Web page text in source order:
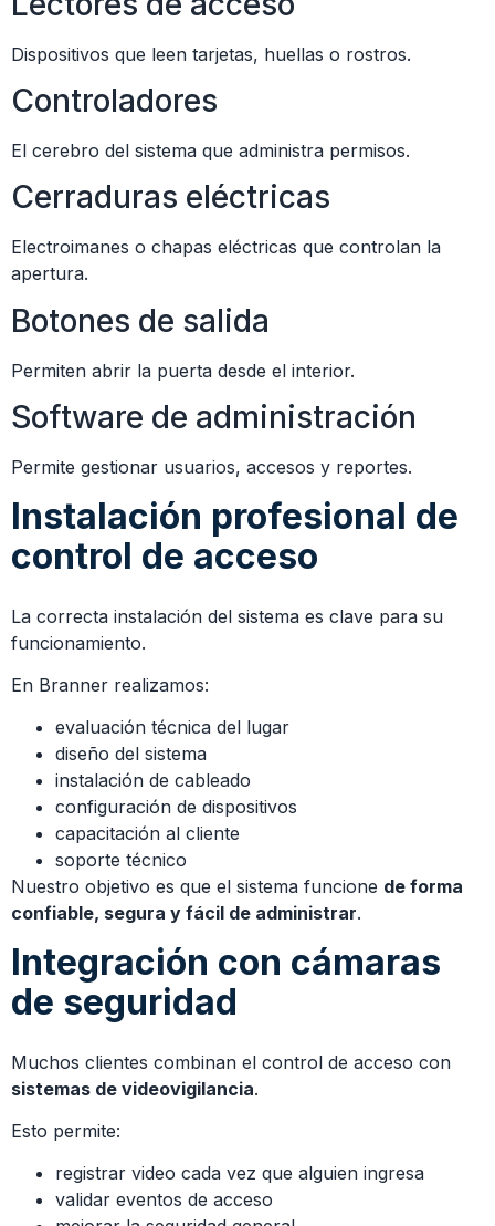
Dispositivos que leen tarjetas, huellas o rostros.
Controladores
El cerebro del sistema que administra permisos.
Cerraduras eléctricas
Electroimanes o chapas eléctricas que controlan la
apertura.
Botones de salida
Permiten abrir la puerta desde el interior.
Software de administración
Permite gestionar usuarios, accesos y reportes.
Instalación profesional de
control de acceso
La correcta instalación del sistema es clave para su
funcionamiento.
En Branner realizamos:
evaluación técnica del lugar
diseño del sistema
instalación de cableado
configuración de dispositivos
capacitación al cliente
soporte técnico
Nuestro objetivo es que el sistema funcione de forma
confiable, segura y fácil de administrar.
Integración con cámaras
de seguridad
Muchos clientes combinan el control de acceso con
sistemas de videovigilancia.
Esto permite:
registrar video cada vez que alguien ingresa
validar eventos de acceso